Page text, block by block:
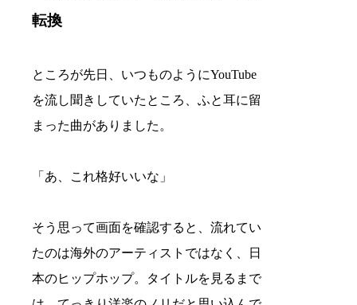
転換
ところが先日、いつものようにYouTube
を流し聞きしていたところ、ふと耳に留
まった曲がありました。
「あ、これ格好いいな」
そう思って画面を確認すると、流れてい
たのは海外のアーティストではなく、日
本のヒップホップ。タイトルを見るまで